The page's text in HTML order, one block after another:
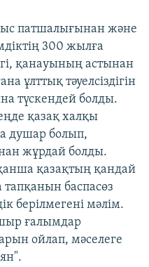
патшалығынан және
300 жылға
қанауының астынан
ұлттық тәуелсіздігін
түскендей болды.
қазақ халқы
душар болып,
жұрдай болды.
қазақтың қандай
баспасөз
берілмегені мәлім.
ғалымдар
ойлап, мәселеге